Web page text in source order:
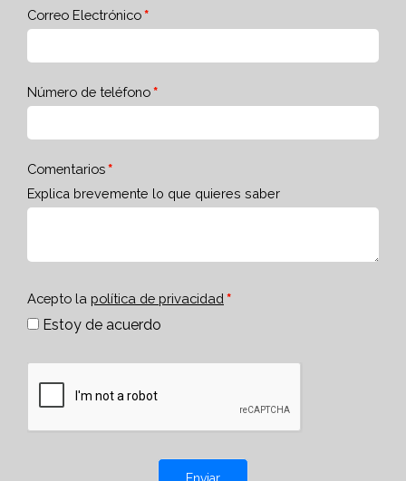
Correo Electrónico
Número de teléfono
Comentarios
Explica brevemente lo que quieres saber
Acepto la política de privacidad
Estoy de acuerdo